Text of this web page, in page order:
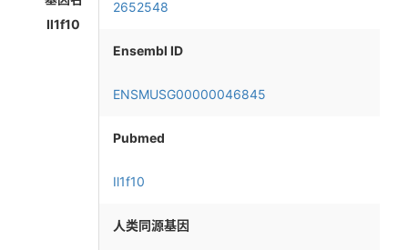
Il1f10
2652548
Ensembl ID
ENSMUSG00000046845
Pubmed
Il1f10
人类同源基因